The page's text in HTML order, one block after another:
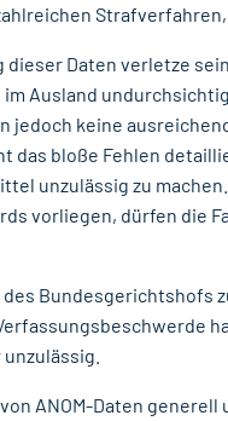
Daten verletze
Ausland
jedoch keine
das bloße Fehlen
unzulässig zu
vorliegen, dürfen die
Bundesgerichtshofs
ANOM-Daten